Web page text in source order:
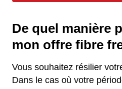
De quel manière
mon offre fibre
Vous souhaitez résilier
Dans le cas où votre